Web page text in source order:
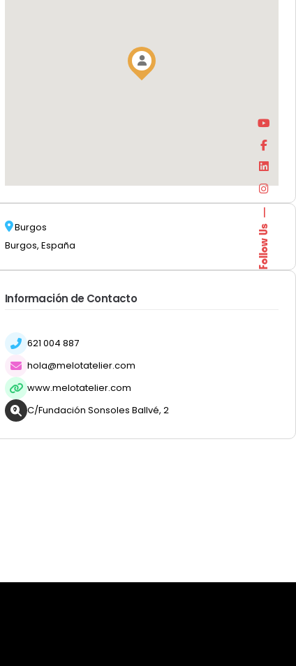
Follow Us
Burgos
Burgos, España
Información de Contacto
621 004 887
hola@melotatelier.com
www.melotatelier.com
C/Fundación Sonsoles Ballvé, 2